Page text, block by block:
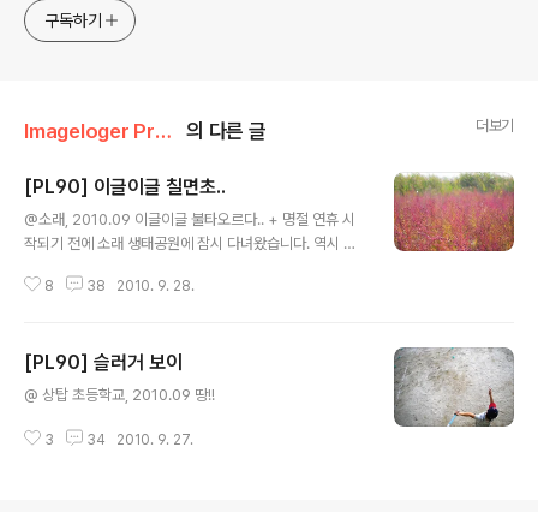
구독하기
Imageloger Promotion/PL90 의 다른 글 더보기
[PL90] 이글이글 칠면초..
@소래, 2010.09 이글이글 불타오르다.. + 명절 연휴 시
작되기 전에 소래 생태공원에 잠시 다녀왔습니다. 역시 여
습니다. ^^;;
8 38 2010. 9. 28.
[PL90] 슬러거 보이
@ 상탑 초등학교, 2010.09 땅!!
3 34 2010. 9. 27.